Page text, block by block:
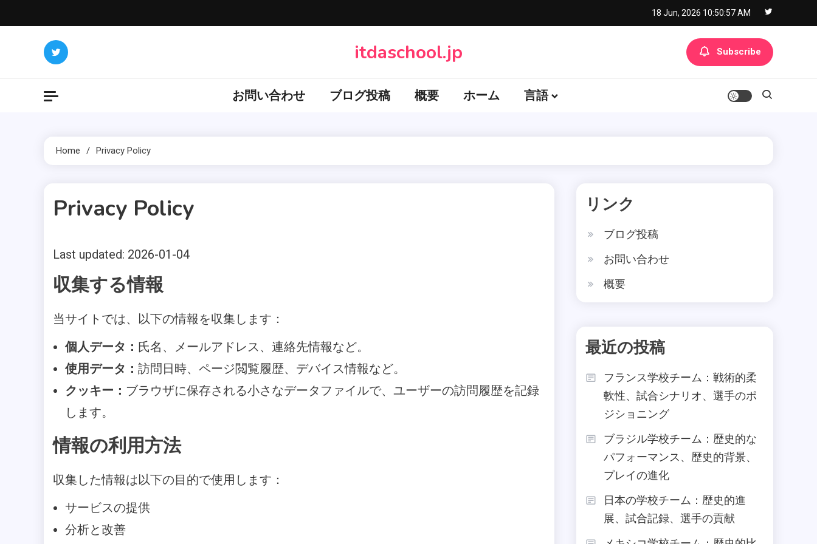
to
18 Jun, 2026 10:50:58 AM
itdaschool.jp Subscribe
お問い合わせ ブログ投稿 概要 ホーム 言語
Home Privacy Policy
Privacy Policy
1 MIN READ
Last updated: 2026-01-04
収集する情報
当サイトでは、以下の情報を収集します：
個人データ： 氏名、メールアドレス、連絡先情報など。
使用データ： 訪問日時、ページ閲覧履歴、デバイス情報など。
クッキー： ブラウザに保存される小さなデータファイルで、ユーザーの訪問履歴を記録
します。
情報の利用方法
収集した情報は以下の目的で使用します：
サービスの提供
分析と改善
リンク
ブログ投稿
お問い合わせ
概要
最近の投稿
フランス学校チーム：戦術的柔
軟性、試合シナリオ、選手のポ
ジショニング
ブラジル学校チーム：歴史的な
パフォーマンス、歴史的背景、
プレイの進化
日本の学校チーム：歴史的進
展、試合記録、選手の貢献